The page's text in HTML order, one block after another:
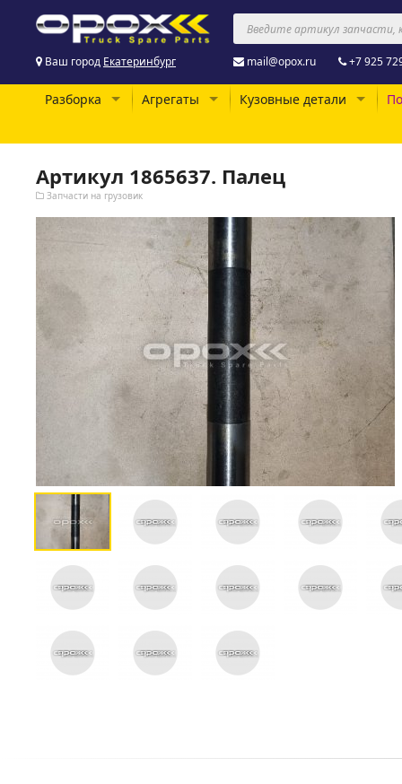
Ваш город Екатеринбург mail@opox.ru +7 925
Разборка Агрегаты Кузовные детали
Артикул 1865637. Палец
Запчасти на грузовик